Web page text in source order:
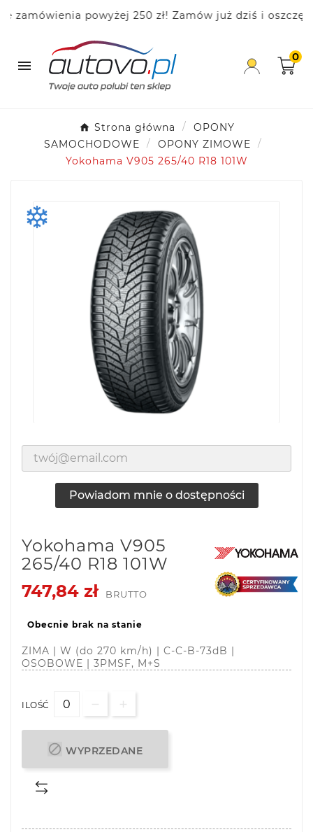
powyżej 250 zł! Zamów już dziś i oszczędzaj!

0
Strona główna
OPONY
SAMOCHODOWE
OPONY ZIMOWE
Yokohama V905 265/40 R18 101W
Powiadom mnie o dostępności
Yokohama V905
265/40 R18 101W
747,84 zł
BRUTTO
Obecnie brak na stanie
ZIMA | W (do 270 km/h) | C-C-B-73dB |
OSOBOWE | 3PMSF, M+S
ILOŚĆ
 WYPRZEDANE